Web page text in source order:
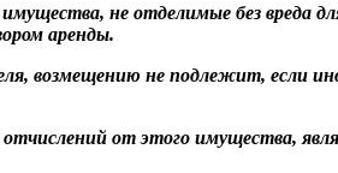
имущества, не отделимые без вреда
аренды.
возмещению не подлежит, если
от этого имущества,